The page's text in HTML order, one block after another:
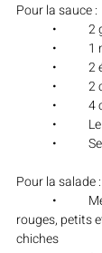
Pour la sauce :
•
•
•
•
•
•
Pour la salade :
rouges, petits
chiches